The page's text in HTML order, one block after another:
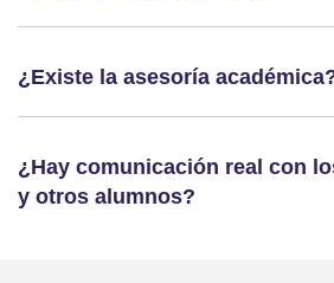
¿Existe la asesoría
¿Hay comunicación real con
y otros alumnos?